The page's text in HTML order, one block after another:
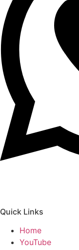
Quick Links
Home
YouTube